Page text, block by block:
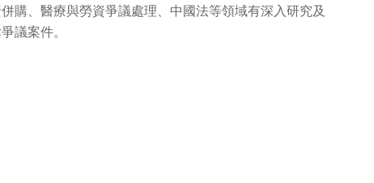
購、醫療與勞資爭議處理、中國法等領域有深入研究及
議案件。